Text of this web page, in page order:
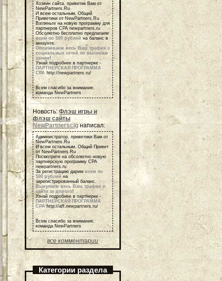
Хозяин сайта, приветик Вам от
NewPartners.Ru
И всем остальным, Общий
Приветики от NewPartners.Ru
Взгляньте на новую программу для
партнеров СРА newpartners.ru
Обсолютно бесплатно предлагаем
всем по 500 рублей на баланс в
аккаунте.
Оплачиваем весь Ваш трафик с
социальных сетей по высоким
ценам!
Узнай подробнее в партнерке -
ПАРТНЕРСКАЯ ПРОГРАММА
СРА http://newpartners.ru/
Всем спасибо за внимание,
команда NewPartners
Новость:Флэш игры и
флэш сайты
NewPartnerscigнаписал:
Администратор, приветики Вам от
NewPartners.Ru
И всем остальным, Общий Привет
от NewPartners.Ru
Посмотрите на обсолютно новую
партнерскую программу СРА
newpartners.ru
За регистрацию дарим всем по
500 рублей на
зарегистрированный баланс.
Выкупаем весь Ваш трафик с
сайта за дорого!
Узнай подробнее в партнерке -
ПАРТНЕРСКАЯ ПРОГРАММА
СРА http://aff.newpartners.ru/
Всем спасибо за внимание,
команда NewPartners
все комментарии
Категории раздела